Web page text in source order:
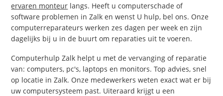
ervaren monteur langs. Heeft u computerschade of
software problemen in Zalk en wenst U hulp, bel ons. Onze
computerreparateurs werken zes dagen per week en zijn
dagelijks bij u in de buurt om reparaties uit te voeren.
Computerhulp Zalk helpt u met de vervanging of reparatie
van: computers, pc's, laptops en monitors. Top advies, snel
op locatie in Zalk. Onze medewerkers weten exact wat er bij
uw computersysteem past. Uiteraard krijgt u een